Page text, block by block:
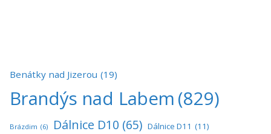
Benátky nad Jizerou (19)
Brandýs nad Labem (829)
Brázdim (6) Dálnice D10 (65) Dálnice D11 (11)